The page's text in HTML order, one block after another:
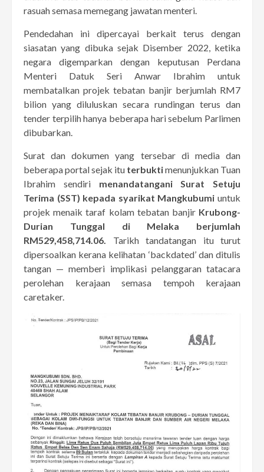
rasuah semasa memegang jawatan menteri.
Pendedahan ini dipercayai berkait terus dengan
siasatan yang dibuka sejak Disember 2022, ketika
negara digemparkan dengan keputusan Perdana
Menteri Datuk Seri Anwar Ibrahim untuk
membatalkan projek tebatan banjir berjumlah RM7
bilion yang diluluskan secara rundingan terus dan
tender terpilih hanya beberapa hari sebelum Parlimen
dibubarkan.
Surat dan dokumen yang tersebar di media dan
beberapa portal sejak itu terbuktimenunjukkan Tuan
Ibrahim sendiri menandatangani Surat Setuju
Terima (SST) kepada syarikat Mangkubumi untuk
projek menaik taraf kolam tebatan banjir Krubong-
Durian Tunggal di Melaka berjumlah
RM529,458,714.06. Tarikh tandatangan itu turut
dipersoalkan kerana kelihatan ‘backdated’ dan ditulis
tangan — memberi implikasi pelanggaran tatacara
perolehan kerajaan semasa tempoh kerajaan
caretaker.